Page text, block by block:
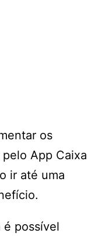
os
App Caixa
ir até uma
é possível